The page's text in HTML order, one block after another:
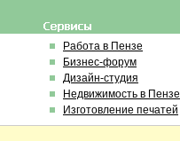
Работа в Пензе
Бизнес-форум
Дизайн-студия
Недвижимость в Пензе
Изготовление печатей